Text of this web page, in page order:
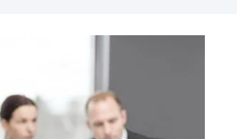
Służby Pożarniczej. Autor licznych publikacji z zakresu